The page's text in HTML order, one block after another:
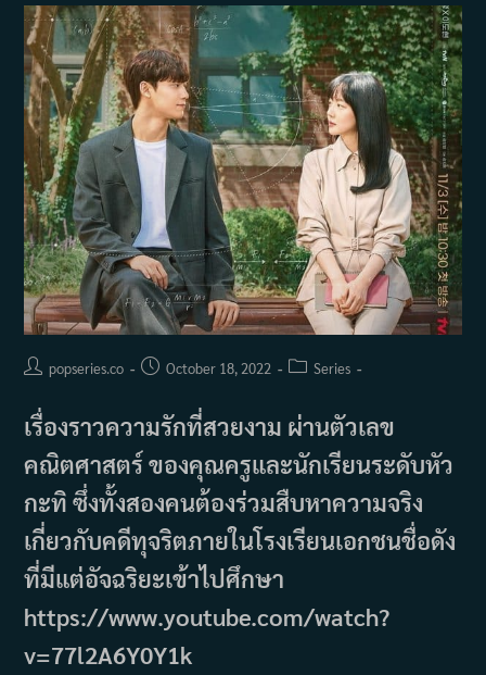
Postpopseries.co
PostOctober 18, 2022
PostSeries
เรื่องราวความรักที่สวยงาม ผ่านตัวเลข
คณิตศาสตร์ ของคุณครูและนักเรียนระดับหัว
กะทิ ซึ่งทั้งสองคนต้องร่วมสืบหาความจริง
เกี่ยวกับคดีทุจริตภายในโรงเรียนเอกชนชื่อดัง
ที่มีแต่อัจฉริยะเข้าไปศึกษา
https://www.youtube.com/watch?
v=77l2A6Y0Y1k